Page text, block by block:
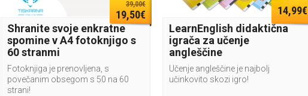
39,00€
19,50€
Shranite svoje enkratne
spomine v A4 fotoknjigo s
60 stranmi
Fotoknjiga je prenovljena, s
povečanim obsegom s 50 na 60
strani!
14,99€
LearnEnglish didaktična
igrača za učenje
angleščine
Učenje angleščine je najbolj
učinkovito skozi igro!